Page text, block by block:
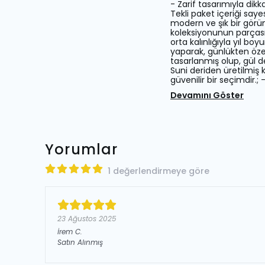
- Zarif tasarımıyla
Tekli paket içeriği
modern ve şık bir
koleksiyonunun
orta kalınlığıyla yıl
yaparak, günlükten
tasarlanmış olup, gül
Suni deriden üretilmiş
güvenilir bir seçimdir.; -
Devamını Göster
Yorumlar
1 değerlendirmeye göre
23 Ağustos 2025
İrem C.
Satın Alınmış